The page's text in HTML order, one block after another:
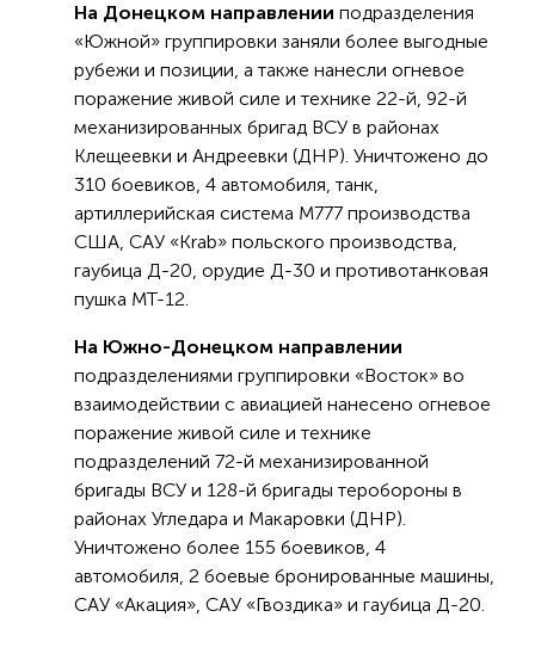
На Донецком направлении подразделения
«Южной» группировки заняли более выгодные
рубежи и позиции, а также нанесли огневое
поражение живой силе и технике 22-й, 92-й
механизированных бригад ВСУ в районах
Клещеевки и Андреевки (ДНР). Уничтожено до
310 боевиков, 4 автомобиля, танк,
артиллерийская система М777 производства
США, САУ «Krab» польского производства,
гаубица Д-20, орудие Д-30 и противотанковая
пушка МТ-12.
На Южно-Донецком направлении
подразделениями группировки «Восток» во
взаимодействии с авиацией нанесено огневое
поражение живой силе и технике
подразделений 72-й механизированной
бригады ВСУ и 128-й бригады теробороны в
районах Угледара и Макаровки (ДНР).
Уничтожено более 155 боевиков, 4
автомобиля, 2 боевые бронированные машины,
САУ «Акация», САУ «Гвоздика» и гаубица Д-20.